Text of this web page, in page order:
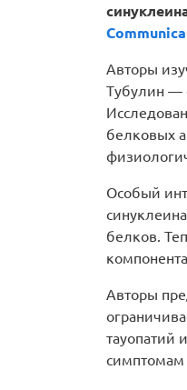
Авторы
Тубулин —
белковых
Особый
белков.
Авторы
тауопатий
симптомам